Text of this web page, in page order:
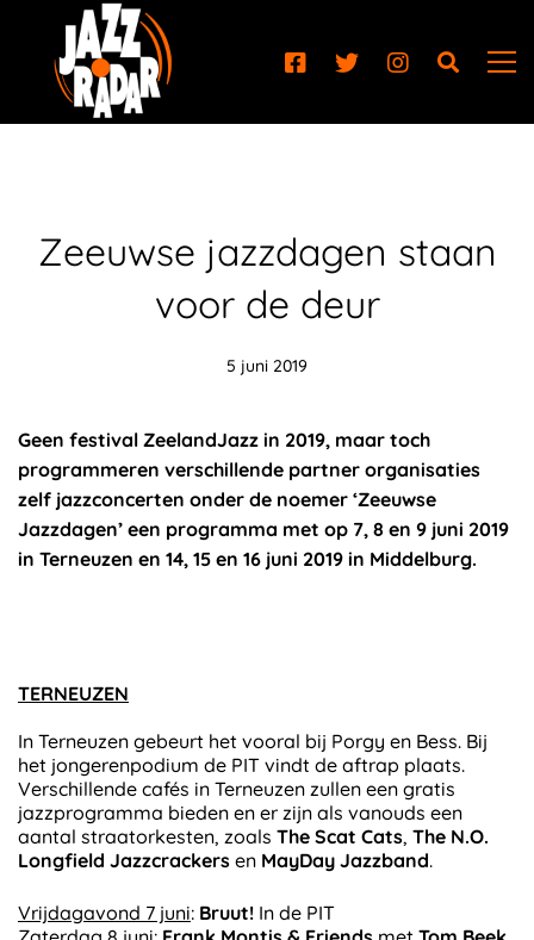
Zeeuwse jazzdagen staan
voor de deur
5 juni 2019
Geen festival ZeelandJazz in 2019, maar toch
programmeren verschillende partner organisaties
zelf jazzconcerten onder de noemer ‘Zeeuwse
Jazzdagen’ een programma met op 7, 8 en 9 juni 2019
in Terneuzen en 14, 15 en 16 juni 2019 in Middelburg.
TERNEUZEN
In Terneuzen gebeurt het vooral bij Porgy en Bess. Bij
het jongerenpodium de PIT vindt de aftrap plaats.
Verschillende cafés in Terneuzen zullen een gratis
jazzprogramma bieden en er zijn als vanouds een
aantal straatorkesten, zoals The Scat Cats, The N.O.
Longfield Jazzcrackers en MayDay Jazzband.
Vrijdagavond 7 juni: Bruut! In de PIT